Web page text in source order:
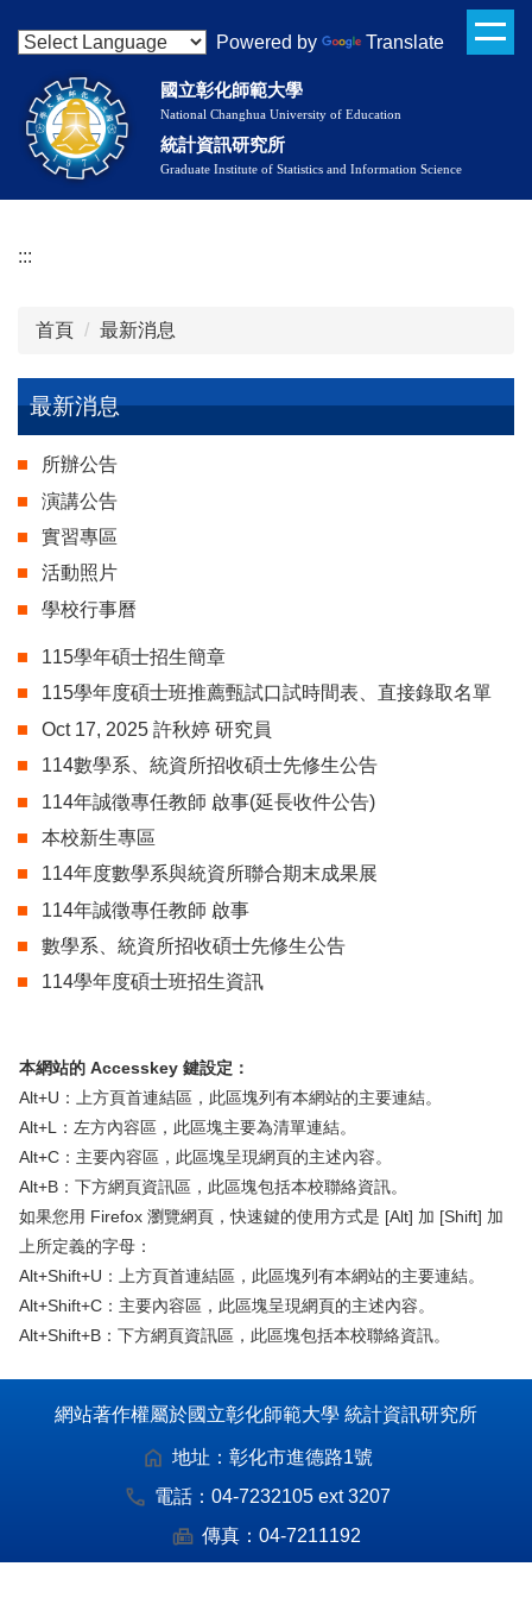
到
內
Powered by Translate
國立彰化師範大學
National Changhua University of Education
統計資訊研究所
Graduate Institute of Statistics and Information Science
:::
首頁 最新消息
最新消息
最新消息
所辦公告
演講公告
實習專區
活動照片
學校行事曆
115學年碩士招生簡章
115學年度碩士班推薦甄試口試時間表、直接錄取名單
Oct 17, 2025 許秋婷 研究員
114數學系、統資所招收碩士先修生公告
114年誠徵專任教師 啟事(延長收件公告)
本校新生專區
114年度數學系與統資所聯合期末成果展
114年誠徵專任教師 啟事
數學系、統資所招收碩士先修生公告
114學年度碩士班招生資訊
本網站的 Accesskey 鍵設定：
Alt+U：上方頁首連結區，此區塊列有本網站的主要連結。
Alt+L：左方內容區，此區塊主要為清單連結。
Alt+C：主要內容區，此區塊呈現網頁的主述內容。
Alt+B：下方網頁資訊區，此區塊包括本校聯絡資訊。
如果您用 Firefox 瀏覽網頁，快速鍵的使用方式是 [Alt] 加 [Shift] 加
上所定義的字母：
Alt+Shift+U：上方頁首連結區，此區塊列有本網站的主要連結。
Alt+Shift+C：主要內容區，此區塊呈現網頁的主述內容。
Alt+Shift+B：下方網頁資訊區，此區塊包括本校聯絡資訊。
網站著作權屬於國立彰化師範大學 統計資訊研究所
地址： 彰化市進德路1號
電話： 04-7232105 ext 3207
傳真： 04-7211192